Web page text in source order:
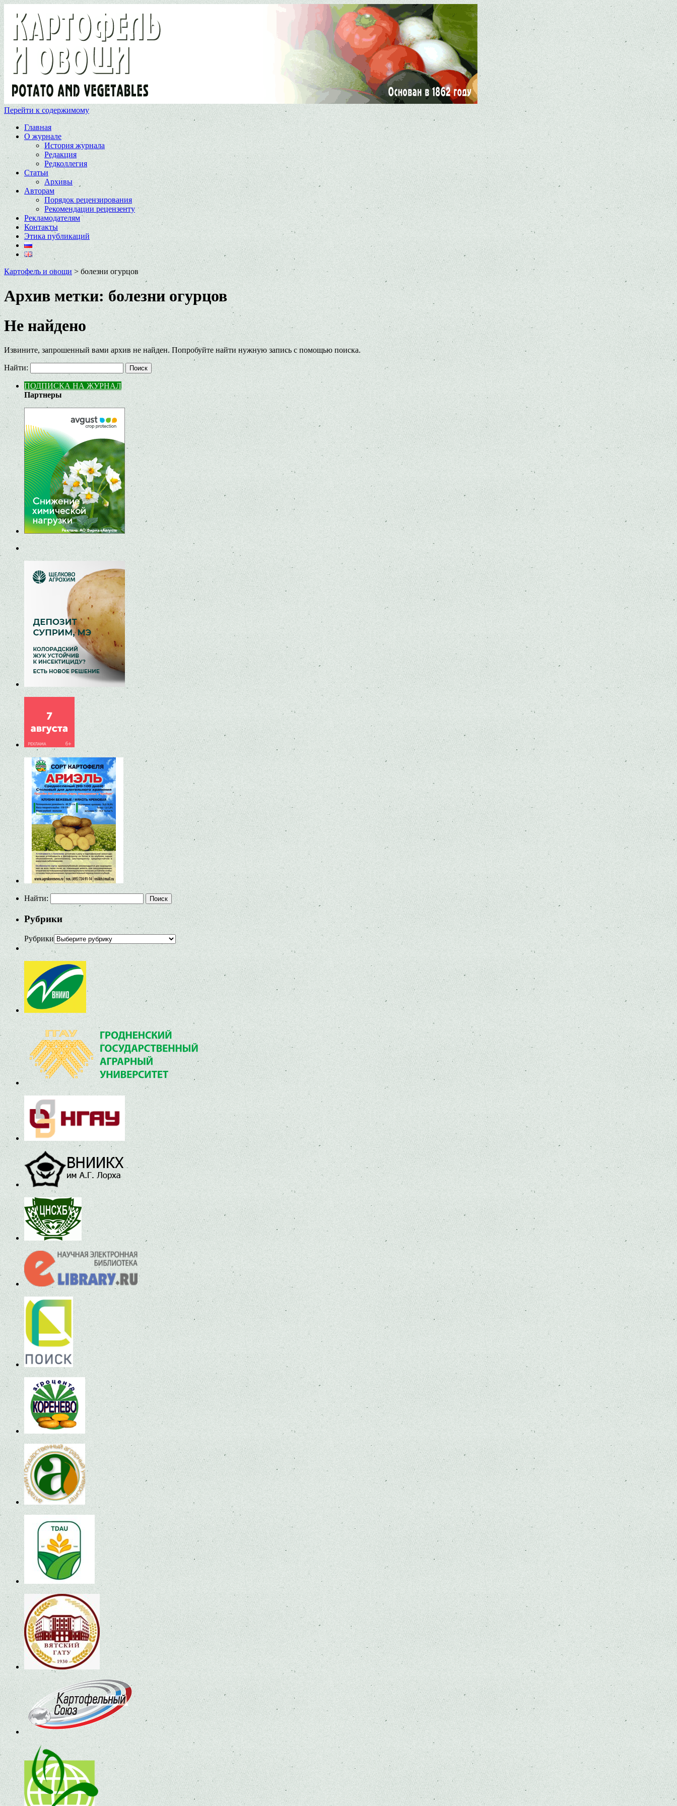
Перейти к содержимому
Главная
О журнале
История журнала
Редакция
Редколлегия
Статьи
Архивы
Авторам
Порядок рецензирования
Рекомендации рецензенту
Рекламодателям
Контакты
Этика публикаций
Картофель и овощи > болезни огурцов
Архив метки: болезни огурцов
Не найдено
Извините, запрошенный вами архив не найден. Попробуйте найти нужную запись с помощью поиска.
Найти:
ПОДПИСКА НА ЖУРНАЛ
Партнеры
Найти:
Рубрики
Рубрики